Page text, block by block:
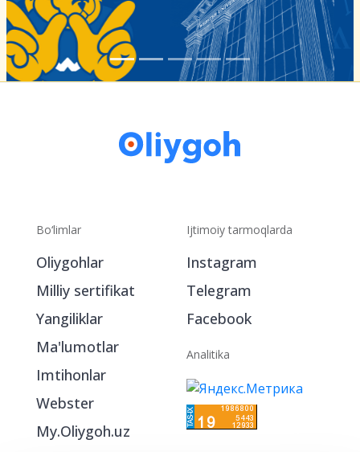
Bo‘limlar
Oliygohlar
Milliy sertifikat
Yangiliklar
Ma'lumotlar
Imtihonlar
Webster
My.Oliygoh.uz
Ijtimoiy tarmoqlarda
Instagram
Telegram
Facebook
Analitika